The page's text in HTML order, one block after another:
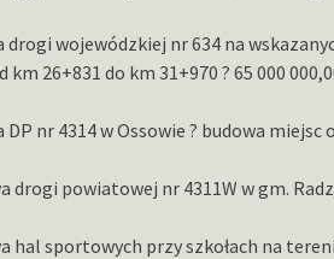
drogi wojewódzkiej nr 634 na
km 26+831 do km 31+970 ? 65 000
nr 4314 w Ossowie ? budowa miejsc
drogi powiatowej nr 4311W w gm.
hal sportowych przy szkołach na